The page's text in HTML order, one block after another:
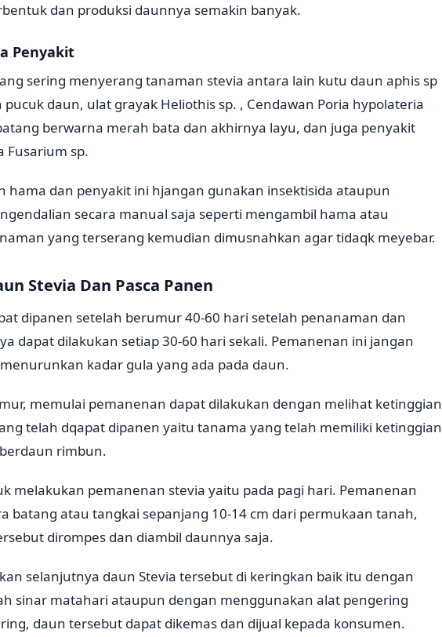
dan produksi daunnya semakin banyak.
Penyakit
sering menyerang tanaman stevia antara lain kutu daun aphis sp
daun, ulat grayak Heliothis sp. , Cendawan Poria hypolateria
berwarna merah bata dan akhirnya layu, dan juga penyakit
Fusarium sp.
hama dan penyakit ini hjangan gunakan insektisida ataupun
secara manual saja seperti mengambil hama atau
yang terserang kemudian dimusnahkan agar tidaqk meyebar.
Stevia Dan Pasca Panen
dipanen setelah berumur 40-60 hari setelah penanaman dan
dapat dilakukan setiap 30-60 hari sekali. Pemanenan ini jangan
kadar gula yang ada pada daun.
memulai pemanenan dapat dilakukan dengan melihat ketinggian
telah dqapat dipanen yaitu tanama yang telah memiliki ketinggian
rimbun.
melakukan pemanenan stevia yaitu pada pagi hari. Pemanenan
batang atau tangkai sepanjang 10-14 cm dari permukaan tanah,
dirompes dan diambil daunnya saja.
selanjutnya daun Stevia tersebut di keringkan baik itu dengan
sinar matahari ataupun dengan menggunakan alat pengering
daun tersebut dapat dikemas dan dijual kepada konsumen.